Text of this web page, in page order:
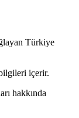
Türkiye
içerir.
hakkında